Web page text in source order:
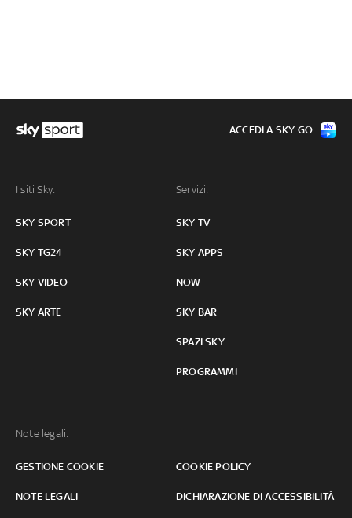
I siti Sky:
SKY SPORT
SKY TG24
SKY VIDEO
SKY ARTE
Servizi:
SKY TV
SKY APPS
NOW
SKY BAR
SPAZI SKY
PROGRAMMI
Note legali:
GESTIONE COOKIE COOKIE POLICY
NOTE LEGALI DICHIARAZIONE DI ACCESSIBILITÀ
ACCEDI A SKY GO